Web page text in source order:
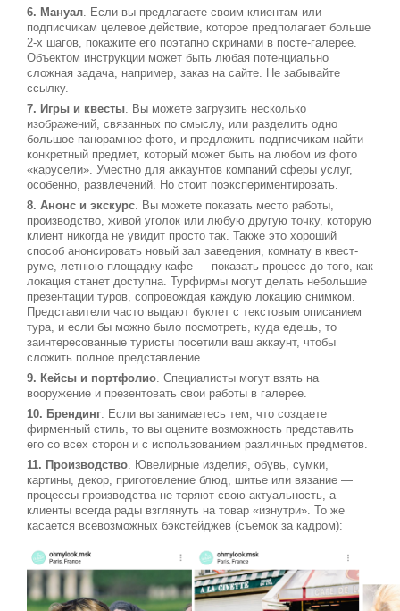
6. Мануал. Если вы предлагаете своим клиентам или
подписчикам целевое действие, которое предполагает больше
2-х шагов, покажите его поэтапно скринами в посте-галерее.
Объектом инструкции может быть любая потенциально
сложная задача, например, заказ на сайте. Не забывайте
ссылку.
7. Игры и квесты. Вы можете загрузить несколько
изображений, связанных по смыслу, или разделить одно
большое панорамное фото, и предложить подписчикам найти
конкретный предмет, который может быть на любом из фото
«карусели». Уместно для аккаунтов компаний сферы услуг,
особенно, развлечений. Но стоит поэкспериментировать.
8. Анонс и экскурс. Вы можете показать место работы,
производство, живой уголок или любую другую точку, которую
клиент никогда не увидит просто так. Также это хороший
способ анонсировать новый зал заведения, комнату в квест-
руме, летнюю площадку кафе — показать процесс до того, как
локация станет доступна. Турфирмы могут делать небольшие
презентации туров, сопровождая каждую локацию снимком.
Представители часто выдают буклет с текстовым описанием
тура, и если бы можно было посмотреть, куда едешь, то
заинтересованные туристы посетили ваш аккаунт, чтобы
сложить полное представление.
9. Кейсы и портфолио. Специалисты могут взять на
вооружение и презентовать свои работы в галерее.
10. Брендинг. Если вы занимаетесь тем, что создаете
фирменный стиль, то вы оцените возможность представить
его со всех сторон и с использованием различных предметов.
11. Производство. Ювелирные изделия, обувь, сумки,
картины, декор, приготовление блюд, шитье или вязание —
процессы производства не теряют свою актуальность, а
клиенты всегда рады взглянуть на товар «изнутри». То же
касается всевозможных бэкстейджев (съемок за кадром):